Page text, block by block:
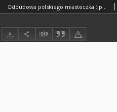
Odbudowa polskiego miasteczka : projekty domów opracowane przez grono architektów polskich